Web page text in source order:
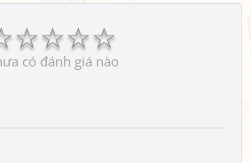
☆
☆
☆
☆
có đánh giá nào